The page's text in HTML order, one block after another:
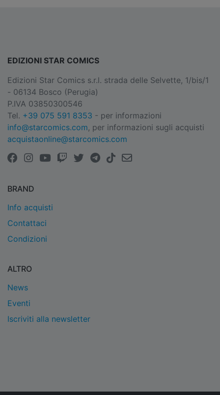
EDIZIONI STAR COMICS
Edizioni Star Comics s.r.l. strada delle Selvette, 1/bis/1
- 06134 Bosco (Perugia)
P.IVA 03850300546
Tel. +39 075 591 8353 - per informazioni
info@starcomics.com, per informazioni sugli acquisti
acquistaonline@starcomics.com
BRAND
Info acquisti
Contattaci
Condizioni
ALTRO
News
Eventi
Iscriviti alla newsletter